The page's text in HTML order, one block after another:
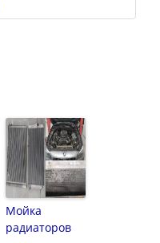
Мойка
радиаторов